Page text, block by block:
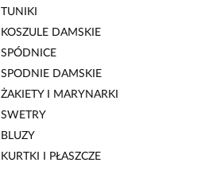
TUNIKI
KOSZULE DAMSKIE
SPÓDNICE
SPODNIE DAMSKIE
ŻAKIETY I MARYNARKI
SWETRY
BLUZY
KURTKI I PŁASZCZE